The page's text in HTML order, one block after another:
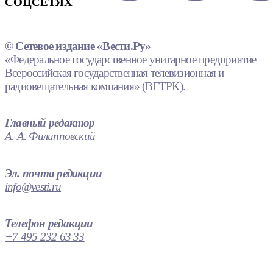
© Сетевое издание «Вести.Ру»
«Федеральное государственное унитарное предприятие
Всероссийская государственная телевизионная и
радиовещательная компания» (ВГТРК).
Главный редактор
А. А. Филипповский
Эл. почта редакции
info@vesti.ru
Телефон редакции
+7 495 232 63 33